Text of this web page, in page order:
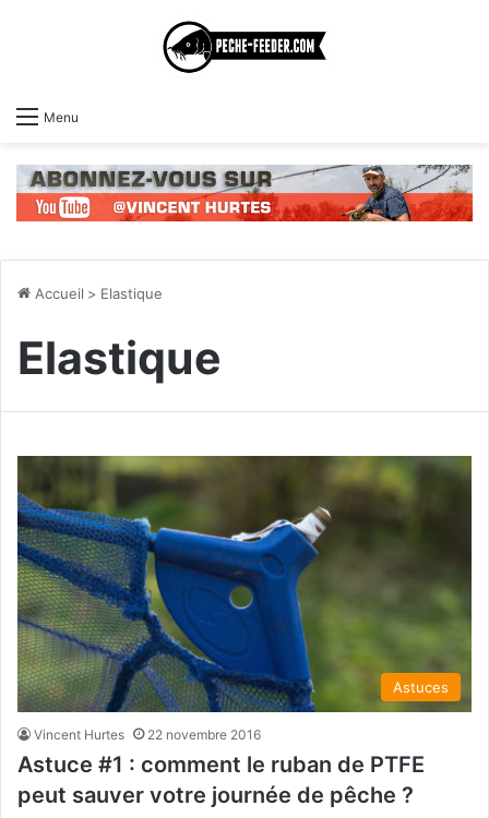
Menu
Accueil > Elastique
Elastique
Astuces
Vincent Hurtes 22 novembre 2016
Astuce #1 : comment le ruban de PTFE
peut sauver votre journée de pêche ?